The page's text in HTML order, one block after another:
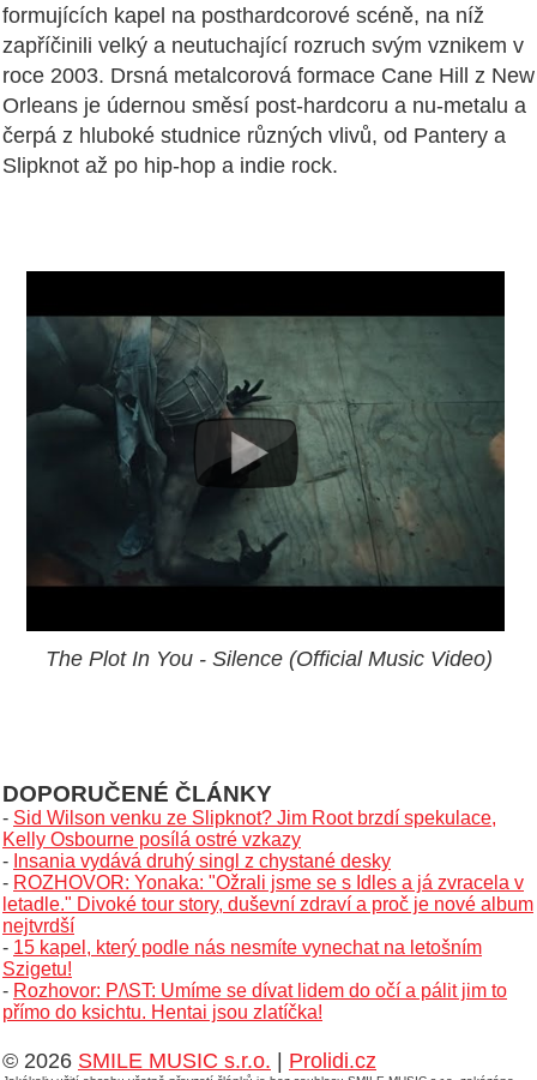
formujících kapel na posthardcorové scéně, na níž
zapříčinili velký a neutuchající rozruch svým vznikem v
roce 2003. Drsná metalcorová formace Cane Hill z New
Orleans je údernou směsí post-hardcoru a nu-metalu a
čerpá z hluboké studnice různých vlivů, od Pantery a
Slipknot až po hip-hop a indie rock.
The Plot In You - Silence (Official Music Video)
DOPORUČENÉ ČLÁNKY
- Sid Wilson venku ze Slipknot? Jim Root brzdí spekulace,
Kelly Osbourne posílá ostré vzkazy
- Insania vydává druhý singl z chystané desky
- ROZHOVOR: Yonaka: "Ožrali jsme se s Idles a já zvracela v
letadle." Divoké tour story, duševní zdraví a proč je nové album
nejtvrdší
- 15 kapel, který podle nás nesmíte vynechat na letošním
Szigetu!
- Rozhovor: P/\ST: Umíme se dívat lidem do očí a pálit jim to
přímo do ksichtu. Hentai jsou zlatíčka!
© 2026 SMILE MUSIC s.r.o. | Prolidi.cz